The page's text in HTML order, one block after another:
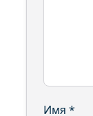
Имя *